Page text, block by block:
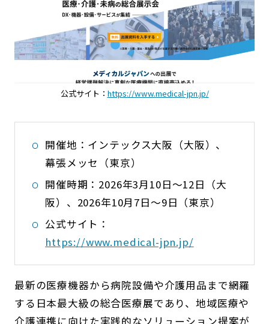
公式サイト： https://www.medical-jpn.jp/
開催地：インテックス大阪（大阪）、
幕張メッセ（東京）
開催時期：2026年3月10日〜12日（大
阪）、2026年10月7日〜9日（東京）
公式サイト：
https://www.medical-jpn.jp/
最新の医療機器から病院設備や介護用品まで網羅
する日本最大級の総合医療展であり、地域医療や
介護連携に向けた実践的なソリューション提案が